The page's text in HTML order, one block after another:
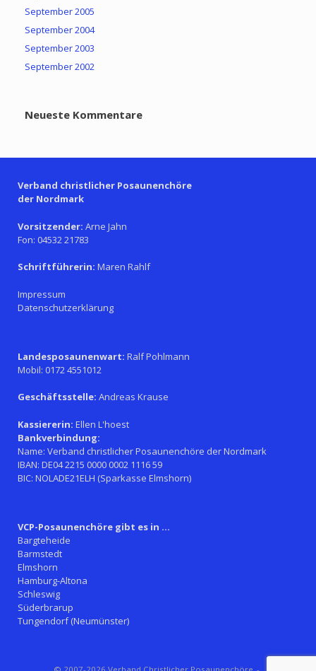
September 2005
September 2004
September 2003
September 2002
Neueste Kommentare
Verband christlicher Posaunenchöre
der Nordmark
Vorsitzender: Arne Jahn
Fon: 04532 21783
Schriftführerin: Maren Rahlf
Impressum
Datenschutzerklärung
Landesposaunenwart: Ralf Pohlmann
Mobil: 0172 4551012
Geschäftsstelle: Andreas Krause
Kassiererin: Ellen L'hoest
Bankverbindung:
Name: Verband christlicher Posaunenchöre der Nordmark
IBAN: DE04 2215 0000 0002 1116 59
BIC: NOLADE21ELH (Sparkasse Elmshorn)
VCP-Posaunenchöre gibt es in ...
Bargteheide
Barmstedt
Elmshorn
Hamburg-Altona
Schleswig
Süderbrarup
Tungendorf (Neumünster)
© 2007-2026 Verband Christlicher Posaunenchöre